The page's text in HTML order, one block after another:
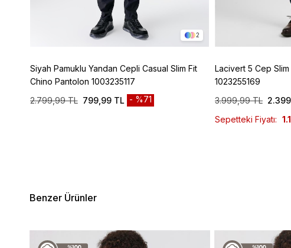
2
Siyah Pamuklu Yandan Cepli Casual Slim Fit
Chino Pantolon 1003235117
2.799,99 TL 799,99 TL %71
Lacivert 5 Cep
1023255169
3.999,99 TL
Sepetteki Fiyatı:
Benzer Ürünler